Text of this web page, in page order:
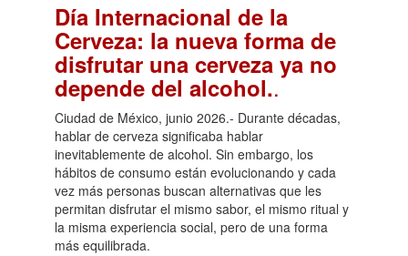
Día Internacional de la
Cerveza: la nueva forma de
disfrutar una cerveza ya no
depende del alcohol..
Ciudad de México, junio 2026.- Durante décadas,
hablar de cerveza significaba hablar
inevitablemente de alcohol. Sin embargo, los
hábitos de consumo están evolucionando y cada
vez más personas buscan alternativas que les
permitan disfrutar el mismo sabor, el mismo ritual y
la misma experiencia social, pero de una forma
más equilibrada.